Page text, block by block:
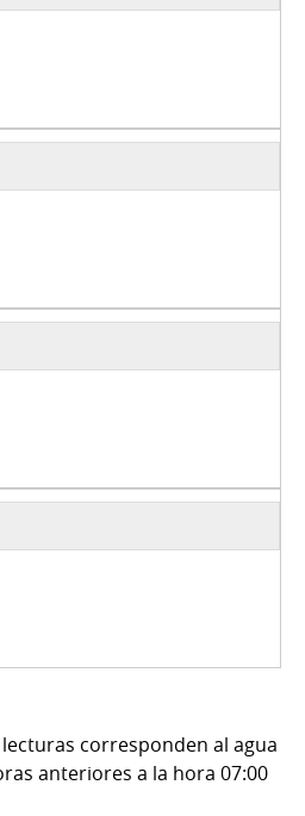
lecturas corresponden al agua
anteriores a la hora 07:00